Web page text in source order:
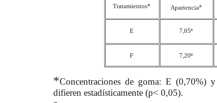
Tratamientos* Aparienciaa
E 7,05ª
F 7,20ª
*Concentraciones de goma: E (0,70%)
difieren estadísticamente (p< 0,05).